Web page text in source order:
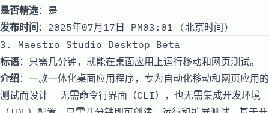
是否精选：是
发布时间 ：2025年07月17日 PM03:01 (北京时间)
3. Maestro Studio Desktop Beta
标语：只需几分钟，就能在桌面应用上运行移动和网页测试。
介绍：一款一体化桌面应用程序，专为自动化移动和网页应用的
测试而设计——无需命令行界面（CLI），也无需集成开发环境